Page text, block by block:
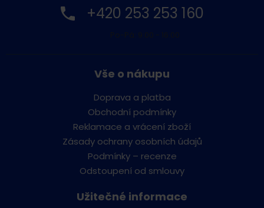
+420 253 253 160
Vše o nákupu
Doprava a platba
Obchodní podmínky
Reklamace a vrácení zboží
Zásady ochrany osobních údajů
Podmínky – recenze
Odstoupení od smlouvy
Užitečné informace